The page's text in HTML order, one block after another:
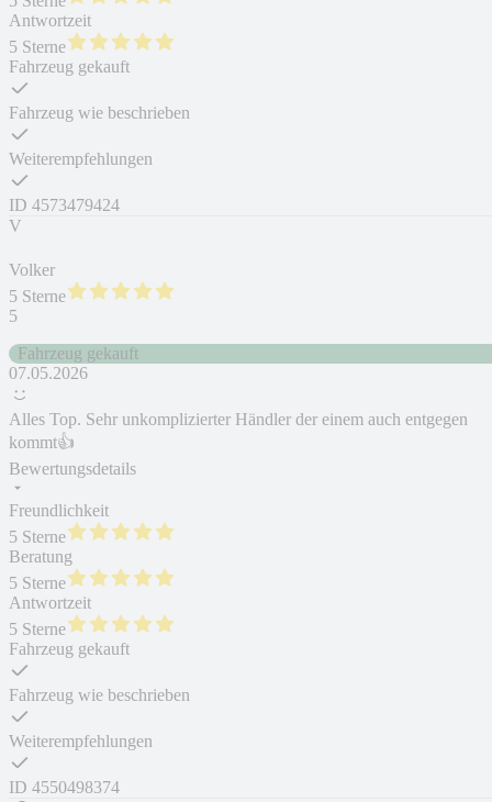
Antwortzeit
5 Sterne
Fahrzeug gekauft
Fahrzeug wie beschrieben
Weiterempfehlungen
ID 4573479424
V
Volker
5 Sterne
5
Fahrzeug gekauft
07.05.2026
Alles Top. Sehr unkomplizierter Händler der einem auch entgegen
kommt👍
Bewertungsdetails
Freundlichkeit
5 Sterne
Beratung
5 Sterne
Antwortzeit
5 Sterne
Fahrzeug gekauft
Fahrzeug wie beschrieben
Weiterempfehlungen
ID 4550498374